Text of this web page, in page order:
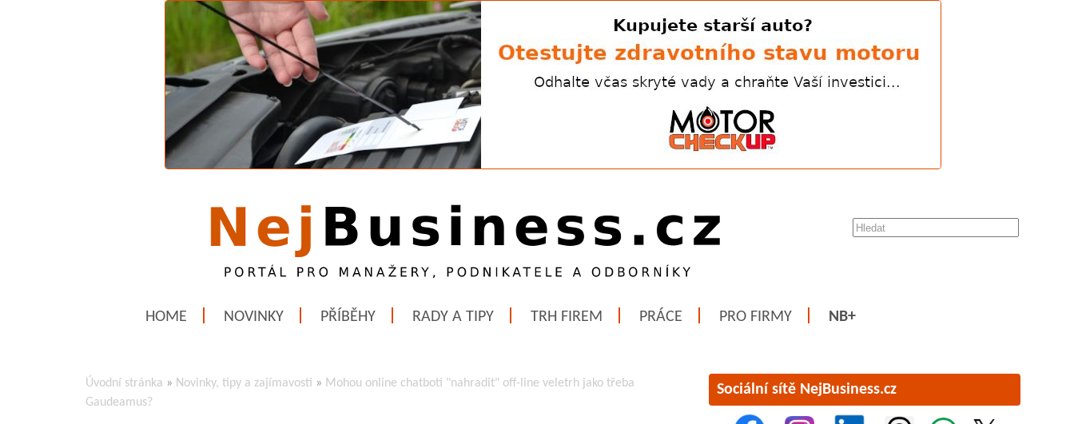
HOME NOVINKY PŘÍBĚHY RADY A TIPY TRH FIREM PRÁCE PRO FIRMY NB+
Úvodní stránka » Novinky, tipy a zajímavosti » Mohou online chatboti "nahradit" off-line veletrh jako třeba
Gaudeamus?
Sociální sítě NejBusiness.cz